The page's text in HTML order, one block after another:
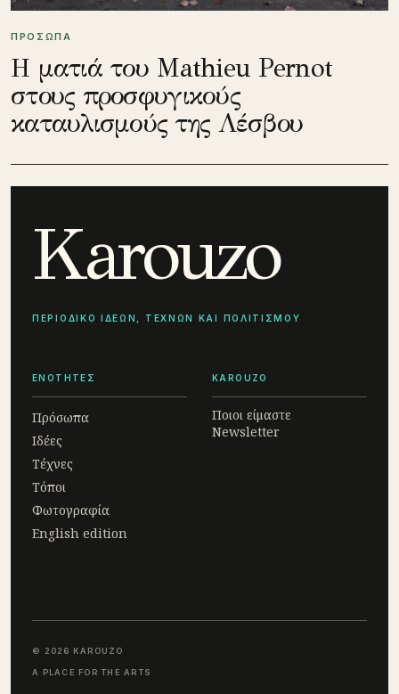
ΠΡΟΣΩΠΑ
Η ματιά του Mathieu Pernot
στους προσφυγικούς
καταυλισμούς της Λέσβου
Karouzo
ΠΕΡΙΟΔΙΚΟ ΙΔΕΩΝ, ΤΕΧΝΩΝ ΚΑΙ ΠΟΛΙΤΙΣΜΟΥ
ΕΝΟΤΗΤΕΣ
Πρόσωπα
Ιδέες
Τέχνες
Τόποι
Φωτογραφία
English edition
KAROUZO
Ποιοι είμαστε
Newsletter
© 2026 KAROUZO
A PLACE FOR THE ARTS